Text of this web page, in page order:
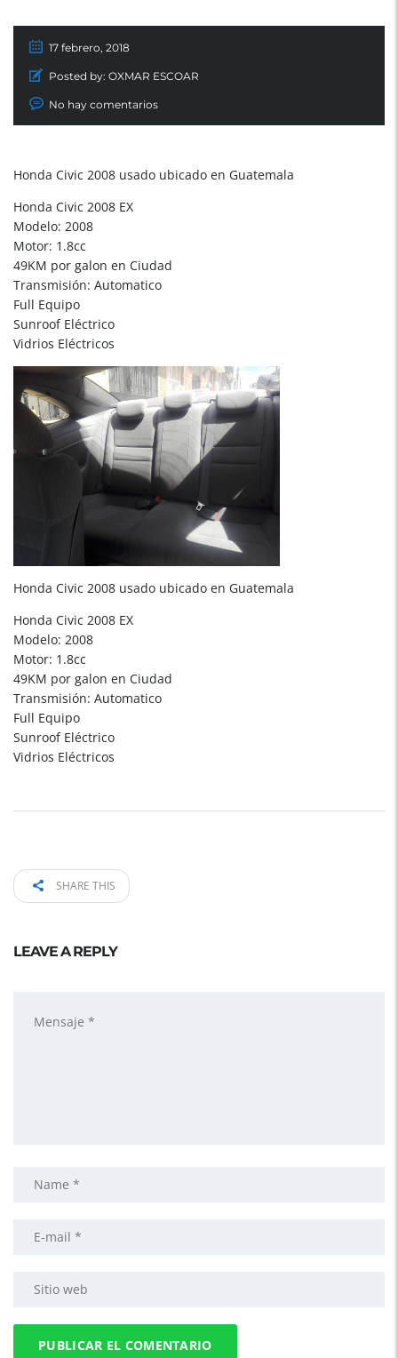
17 febrero, 2018
Posted by: OXMAR ESCOAR
No hay comentarios
Honda Civic 2008 usado ubicado en Guatemala
Honda Civic 2008 EX
Modelo: 2008
Motor: 1.8cc
49KM por galon en Ciudad
Transmisión: Automatico
Full Equipo
Sunroof Eléctrico
Vidrios Eléctricos
Honda Civic 2008 usado ubicado en Guatemala
Honda Civic 2008 EX
Modelo: 2008
Motor: 1.8cc
49KM por galon en Ciudad
Transmisión: Automatico
Full Equipo
Sunroof Eléctrico
Vidrios Eléctricos
SHARE THIS
LEAVE A REPLY